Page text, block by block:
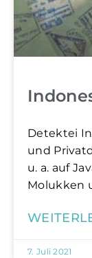
Detektei
und
u. a. auf
Molukken
7. Juli 2021